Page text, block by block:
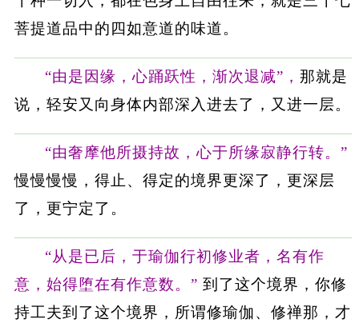
菩提道品中的四如意道的味道。
“由是因缘，心踊跃性，渐次退减”， 那就是
说，轻安又向身体内部深入进去了，又进一层。
“由奢摩他所摄持故，心于所缘寂静行转。”
慢慢慢慢，得止、得定的境界更深了，更深层
了，更宁定了。
“从是已后，于瑜伽行初修业者，名有作
意，始得堕在有作意数。” 到了这个境界，你修
持工夫到了这个境界，所谓修瑜伽、修禅那，才